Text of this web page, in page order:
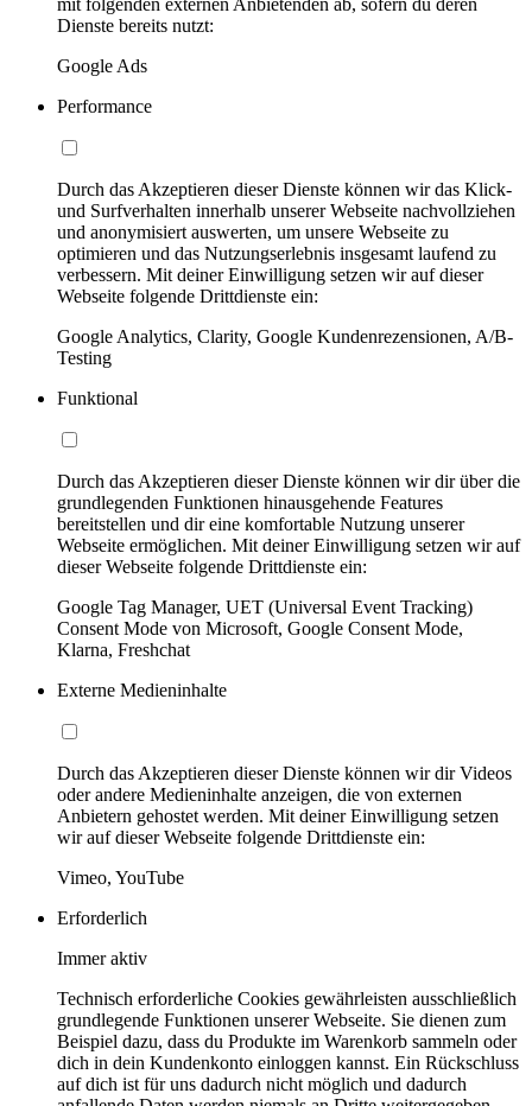
Dienste bereits nutzt:
Google Ads
Performance
Durch das Akzeptieren dieser Dienste können wir das Klick-
und Surfverhalten innerhalb unserer Webseite nachvollziehen
und anonymisiert auswerten, um unsere Webseite zu
optimieren und das Nutzungserlebnis insgesamt laufend zu
verbessern. Mit deiner Einwilligung setzen wir auf dieser
Webseite folgende Drittdienste ein:
Google Analytics, Clarity, Google Kundenrezensionen, A/B-
Testing
Funktional
Durch das Akzeptieren dieser Dienste können wir dir über die
grundlegenden Funktionen hinausgehende Features
bereitstellen und dir eine komfortable Nutzung unserer
Webseite ermöglichen. Mit deiner Einwilligung setzen wir auf
dieser Webseite folgende Drittdienste ein:
Google Tag Manager, UET (Universal Event Tracking)
Consent Mode von Microsoft, Google Consent Mode,
Klarna, Freshchat
Externe Medieninhalte
Durch das Akzeptieren dieser Dienste können wir dir Videos
oder andere Medieninhalte anzeigen, die von externen
Anbietern gehostet werden. Mit deiner Einwilligung setzen
wir auf dieser Webseite folgende Drittdienste ein:
Vimeo, YouTube
Erforderlich
Immer aktiv
Technisch erforderliche Cookies gewährleisten ausschließlich
grundlegende Funktionen unserer Webseite. Sie dienen zum
Beispiel dazu, dass du Produkte im Warenkorb sammeln oder
dich in dein Kundenkonto einloggen kannst. Ein Rückschluss
auf dich ist für uns dadurch nicht möglich und dadurch